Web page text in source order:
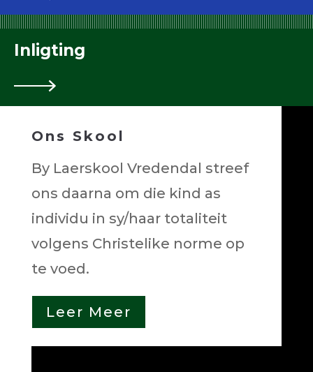
Inligting
Ons Skool
By Laerskool Vredendal streef
ons daarna om die kind as
individu in sy/haar totaliteit
volgens Christelike norme op
te voed.
Leer Meer